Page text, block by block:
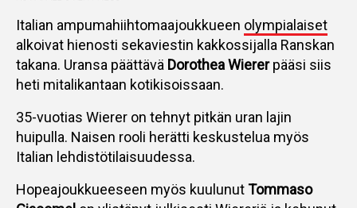
Italian ampumahiihtomaajoukkueen olympialaiset
alkoivat hienosti sekaviestin kakkossijalla Ranskan
takana. Uransa päättävä Dorothea Wiererpääsi siis
heti mitalikantaan kotikisoissaan.
35-vuotias Wierer on tehnyt pitkän uran lajin
huipulla. Naisen rooli herätti keskustelua myös
Italian lehdistötilaisuudessa.
Hopeajoukkueeseen myös kuulunutTommaso